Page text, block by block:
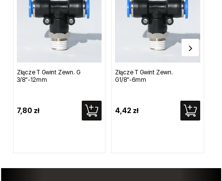
Złącze T Gwint Zewn. G
3/8"-12mm
7,80 zł
Złącze T Gwint Zewn.
G1/8"-6mm
4,42 zł